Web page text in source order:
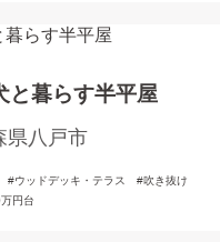
と暮らす半平屋
県八戸市
ウッドデッキ・テラス
吹き抜け
円台